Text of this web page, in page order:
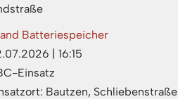
Batteriespeicher
| 16:15
Einsatz
Bautzen, Schliebenstraße